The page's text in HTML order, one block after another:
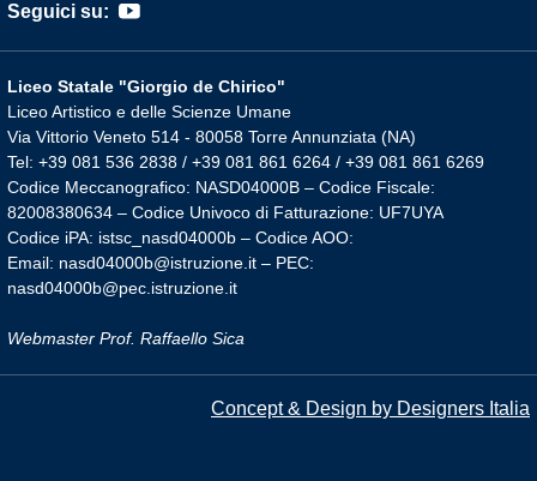
Seguici su:
Liceo Statale "Giorgio de Chirico"
Liceo Artistico e delle Scienze Umane
Via Vittorio Veneto 514 - 80058 Torre Annunziata (NA)
Tel: +39 081 536 2838 / +39 081 861 6264 / +39 081 861 6269
Codice Meccanografico: NASD04000B – Codice Fiscale:
82008380634 – Codice Univoco di Fatturazione: UF7UYA
Codice iPA: istsc_nasd04000b – Codice AOO:
Email: nasd04000b@istruzione.it – PEC:
nasd04000b@pec.istruzione.it
Webmaster Prof. Raffaello Sica
Concept & Design by Designers Italia